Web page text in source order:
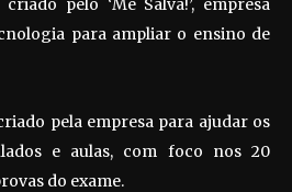
pelo ‘Me Salva!’, empresa
para ampliar o ensino de
pela empresa para ajudar os
e aulas, com foco nos 20
do exame.